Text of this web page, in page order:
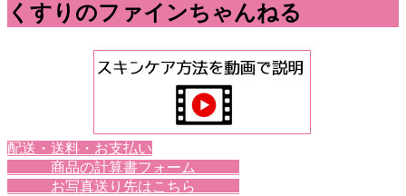
くすりのファインちゃんねる
配送・送料・お支払い
商品の計算書フォーム
お写真送り先はこちら